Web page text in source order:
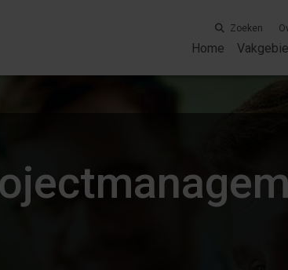
Zoeken
Home